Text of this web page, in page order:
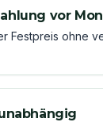
vor
Festpreis ohne